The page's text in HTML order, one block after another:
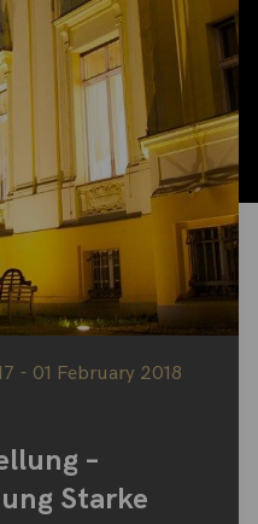
- 01 February 2018
–
Starke